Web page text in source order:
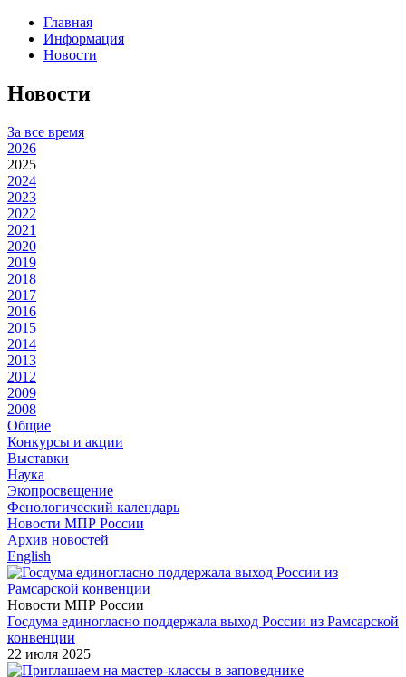
Главная
Информация
Новости
Новости
За все время
2026
2025
2024
2023
2022
2021
2020
2019
2018
2017
2016
2015
2014
2013
2012
2009
2008
Общие
Конкурсы и акции
Выставки
Наука
Экопросвещение
Фенологический календарь
Новости МПР России
Архив новостей
English
Новости МПР России
Госдума единогласно поддержала выход России из Рамсарской
конвенции
22 июля 2025